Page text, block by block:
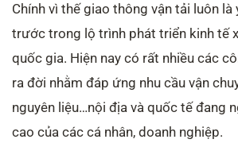
Chính vì thế giao thông vận tải luôn là
trước trong lộ trình phát triển kinh tế
quốc gia. Hiện nay có rất nhiều các
ra đời nhằm đáp ứng nhu cầu vận
nguyên liệu…nội địa và quốc tế đang
cao của các cá nhân, doanh nghiệp.